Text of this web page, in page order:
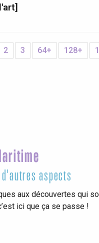
2 3 64+ 128+
aspects
aux découvertes qui
ici que ça se passe !